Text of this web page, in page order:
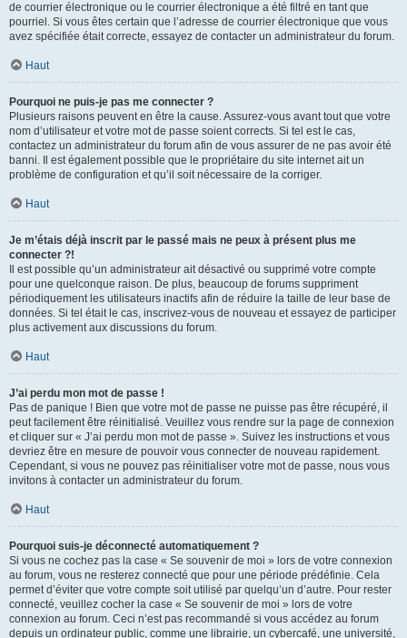
de courrier électronique ou le courrier électronique a été filtré en tant que
pourriel. Si vous êtes certain que l’adresse de courrier électronique que vous
avez spécifiée était correcte, essayez de contacter un administrateur du forum.
Haut
Pourquoi ne puis-je pas me connecter ?
Plusieurs raisons peuvent en être la cause. Assurez-vous avant tout que votre
nom d’utilisateur et votre mot de passe soient corrects. Si tel est le cas,
contactez un administrateur du forum afin de vous assurer de ne pas avoir été
banni. Il est également possible que le propriétaire du site internet ait un
problème de configuration et qu’il soit nécessaire de la corriger.
Haut
Je m’étais déjà inscrit par le passé mais ne peux à présent plus me
connecter ?!
Il est possible qu’un administrateur ait désactivé ou supprimé votre compte
pour une quelconque raison. De plus, beaucoup de forums suppriment
périodiquement les utilisateurs inactifs afin de réduire la taille de leur base de
données. Si tel était le cas, inscrivez-vous de nouveau et essayez de participer
plus activement aux discussions du forum.
Haut
J’ai perdu mon mot de passe !
Pas de panique ! Bien que votre mot de passe ne puisse pas être récupéré, il
peut facilement être réinitialisé. Veuillez vous rendre sur la page de connexion
et cliquer sur « J’ai perdu mon mot de passe ». Suivez les instructions et vous
devriez être en mesure de pouvoir vous connecter de nouveau rapidement.
Cependant, si vous ne pouvez pas réinitialiser votre mot de passe, nous vous
invitons à contacter un administrateur du forum.
Haut
Pourquoi suis-je déconnecté automatiquement ?
Si vous ne cochez pas la case « Se souvenir de moi » lors de votre connexion
au forum, vous ne resterez connecté que pour une période prédéfinie. Cela
permet d’éviter que votre compte soit utilisé par quelqu’un d’autre. Pour rester
connecté, veuillez cocher la case « Se souvenir de moi » lors de votre
connexion au forum. Ceci n’est pas recommandé si vous accédez au forum
depuis un ordinateur public, comme une librairie, un cybercafé, une université,